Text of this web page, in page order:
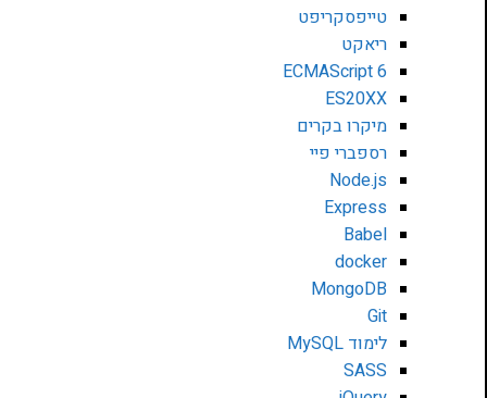
טייפסקריפט
ריאקט
ECMAScript 6
ES20XX
מיקרו בקרים
רספברי פיי
Node.js
Express
Babel
docker
MongoDB
Git
לימוד MySQL
SASS